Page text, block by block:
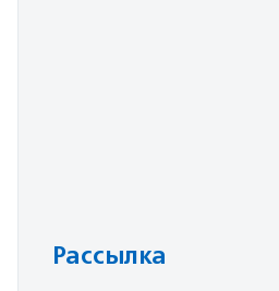
Рассылка